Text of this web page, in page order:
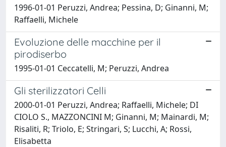
1996-01-01 Peruzzi, Andrea; Pessina, D; Ginanni, M;
Raffaelli, Michele
Evoluzione delle macchine per il
pirodiserbo
1995-01-01 Ceccatelli, M; Peruzzi, Andrea
Gli sterilizzatori Celli
2000-01-01 Peruzzi, Andrea; Raffaelli, Michele; DI
CIOLO S., MAZZONCINI M; Ginanni, M; Mainardi, M;
Risaliti, R; Triolo, E; Stringari, S; Lucchi, A; Rossi,
Elisabetta